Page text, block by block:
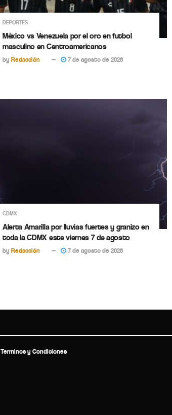
DEPORTES
México vs Venezuela por el oro en futbol
masculino en Centroamericanos
by Redacción 7 de agosto de 2026
CDMX
Alerta Amarilla por lluvias fuertes y granizo en
toda la CDMX este viernes 7 de agosto
by Redacción 7 de agosto de 2026
Terminos y Condiciones